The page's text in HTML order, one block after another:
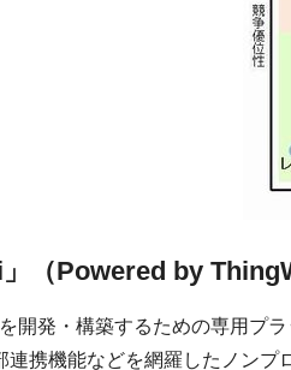
」（Powered by
開発・構築するための専用プ
連携機能などを網羅したノンプ